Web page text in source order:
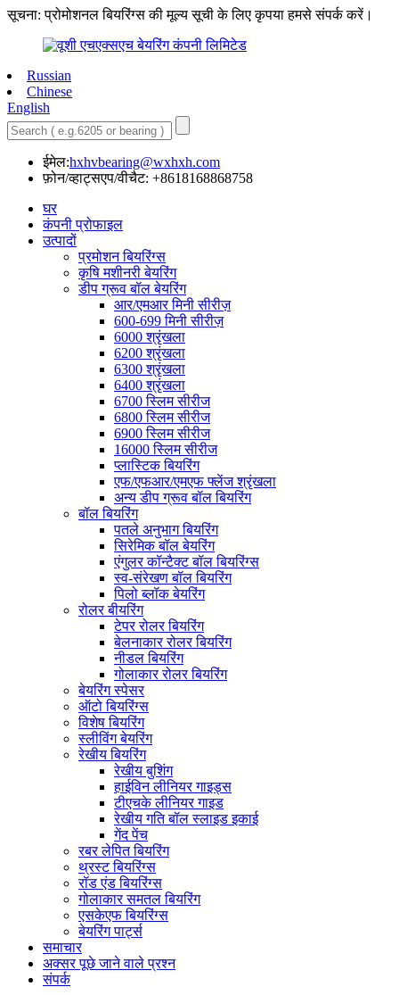
सूचना: प्रोमोशनल बियरिंग्स की मूल्य सूची के लिए कृपया हमसे संपर्क करें।
Russian
Chinese
English
ईमेल:hxhvbearing@wxhxh.com
फ़ोन/व्हाट्सएप/वीचैट: +8618168868758
घर
कंपनी प्रोफाइल
उत्पादों
प्रमोशन बियरिंग्स
कृषि मशीनरी बेयरिंग
डीप ग्रूव बॉल बेयरिंग
आर/एमआर मिनी सीरीज़
600-699 मिनी सीरीज़
6000 श्रृंखला
6200 श्रृंखला
6300 श्रृंखला
6400 श्रृंखला
6700 स्लिम सीरीज
6800 स्लिम सीरीज
6900 स्लिम सीरीज
16000 स्लिम सीरीज
प्लास्टिक बियरिंग
एफ/एफआर/एमएफ फ्लेंज श्रृंखला
अन्य डीप ग्रूव बॉल बियरिंग
बॉल बियरिंग
पतले अनुभाग बियरिंग
सिरेमिक बॉल बेयरिंग
एंगुलर कॉन्टैक्ट बॉल बियरिंग्स
स्व-संरेखण बॉल बियरिंग
पिलो ब्लॉक बेयरिंग
रोलर बीयरिंग
टेपर रोलर बियरिंग
बेलनाकार रोलर बियरिंग
नीडल बियरिंग
गोलाकार रोलर बियरिंग
बेयरिंग स्पेसर
ऑटो बियरिंग्स
विशेष बियरिंग
स्लीविंग बेयरिंग
रेखीय बियरिंग
रेखीय बुशिंग
हाईविन लीनियर गाइड्स
टीएचके लीनियर गाइड
रेखीय गति बॉल स्लाइड इकाई
गेंद पेंच
रबर लेपित बियरिंग
थ्रस्ट बियरिंग्स
रॉड एंड बियरिंग्स
गोलाकार समतल बियरिंग
एसकेएफ बियरिंग्स
बेयरिंग पार्ट्स
समाचार
अक्सर पूछे जाने वाले प्रश्न
संपर्क